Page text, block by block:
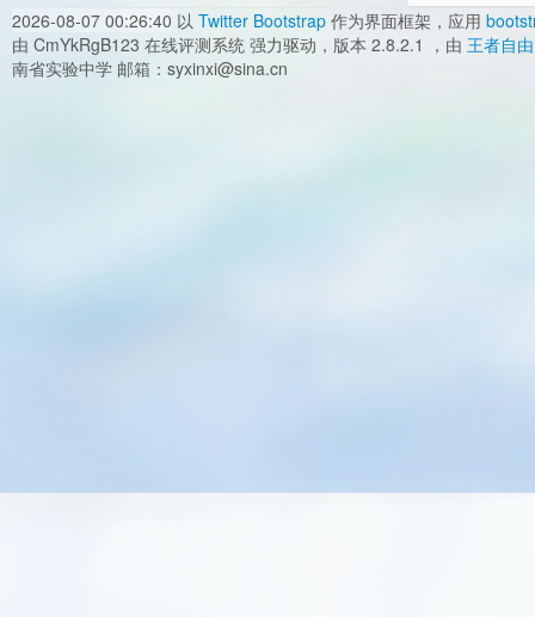
2026-08-07 00:26:40 以 Twitter Bootstrap 作为界面框架，应用
由 CmYkRgB123 在线评测系统 强力驱动，版本 2.8.2.1 ，由 王者自由
南省实验中学 邮箱：syxinxi@sina.cn